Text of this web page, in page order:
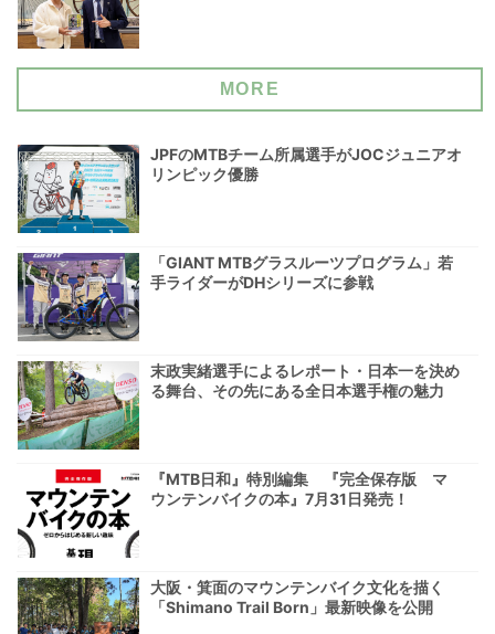
MORE
JPFのMTBチーム所属選手がJOCジュニアオ
リンピック優勝
「GIANT MTBグラスルーツプログラム」若
手ライダーがDHシリーズに参戦
末政実緒選手によるレポート・日本一を決め
る舞台、その先にある全日本選手権の魅力
『MTB日和』特別編集 『完全保存版 マ
ウンテンバイクの本』7月31日発売！
大阪・箕面のマウンテンバイク文化を描く
「Shimano Trail Born」最新映像を公開